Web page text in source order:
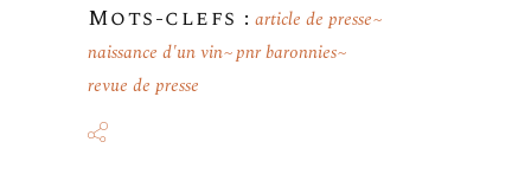
Mots-clefs : article de presse
naissance d'un vin pnr baronnies
revue de presse